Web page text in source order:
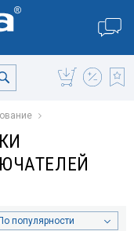
По популярности